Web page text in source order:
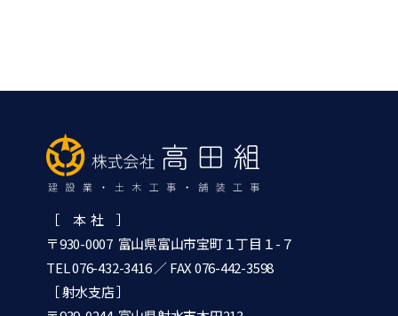
［ 本 社 ］
〒930-0007 富山県富山市宝町１丁目１-７
TEL 076-432-3416／ FAX 076-442-3598
［ 射水支店 ］